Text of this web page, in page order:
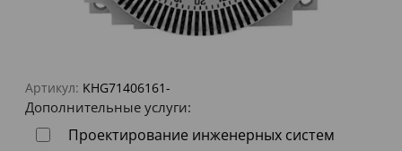
Артикул: KHG71406161-
Дополнительные услуги:
Проектирование инженерных систем